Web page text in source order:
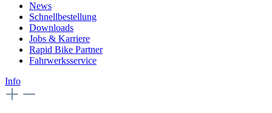
News
Schnellbestellung
Downloads
Jobs & Karriere
Rapid Bike Partner
Fahrwerksservice
Info